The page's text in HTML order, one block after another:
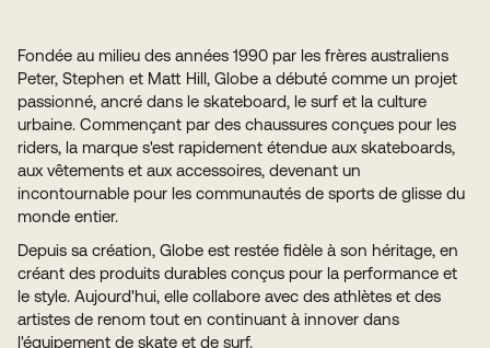
Fondée au milieu des années 1990 par les frères australiens
Peter, Stephen et Matt Hill, Globe a débuté comme un projet
passionné, ancré dans le skateboard, le surf et la culture
urbaine. Commençant par des chaussures conçues pour les
riders, la marque s'est rapidement étendue aux skateboards,
aux vêtements et aux accessoires, devenant un
incontournable pour les communautés de sports de glisse du
monde entier.
Depuis sa création, Globe est restée fidèle à son héritage, en
créant des produits durables conçus pour la performance et
le style. Aujourd'hui, elle collabore avec des athlètes et des
artistes de renom tout en continuant à innover dans
l'équipement de skate et de surf.